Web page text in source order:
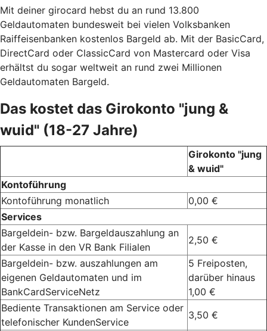
Mit deiner girocard hebst du an rund 13.800
Geldautomaten bundesweit bei vielen Volksbanken
Raiffeisenbanken kostenlos Bargeld ab. Mit der BasicCard,
DirectCard oder ClassicCard von Mastercard oder Visa
erhältst du sogar weltweit an rund zwei Millionen
Geldautomaten Bargeld.
Das kostet das Girokonto "jung &
wuid" (18-27 Jahre)
Girokonto "jung
& wuid"
Kontoführung
Kontoführung monatlich
0,00 €
Services
Bargeldein- bzw. Bargeldauszahlung an
der Kasse in den VR Bank Filialen
2,50 €
Bargeldein- bzw. auszahlungen am
eigenen Geldautomaten und im
BankCardServiceNetz
5 Freiposten,
darüber hinaus
1,00 €
Bediente Transaktionen am Service oder
telefonischer KundenService
3,50 €